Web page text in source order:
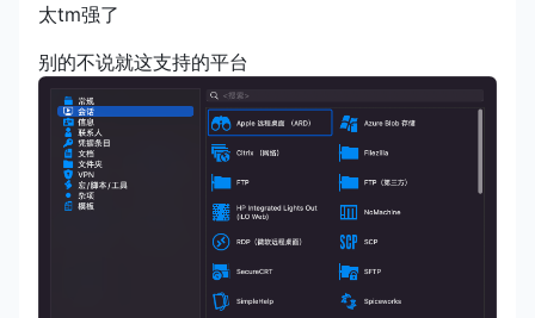
太tm强了
别的不说就这支持的平台